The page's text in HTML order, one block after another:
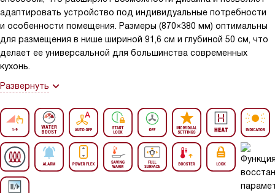
адаптировать устройство под индивидуальные потребности
и особенности помещения. Размеры (870×380 мм) оптимальны
для размещения в нише шириной 91,6 см и глубиной 50 см, что
делает ее универсальной для большинства современных
кухонь.
Развернуть